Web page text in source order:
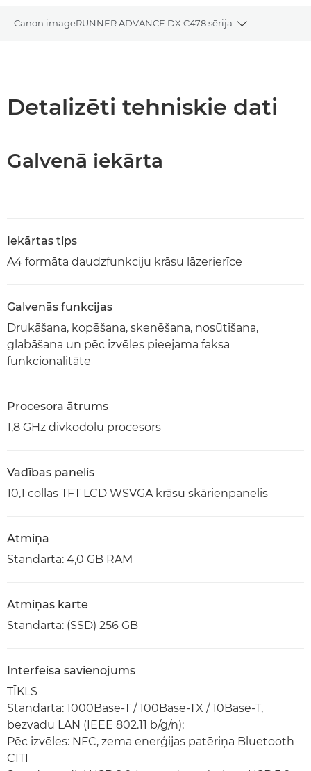
Canon imageRUNNER ADVANCE DX C478 sērija
Toggle
Detalizēti tehniskie dati
Galvenā iekārta
Iekārtas tips
A4 formāta daudzfunkciju krāsu lāzerierīce
Galvenās funkcijas
Drukāšana, kopēšana, skenēšana, nosūtīšana,
glabāšana un pēc izvēles pieejama faksa
funkcionalitāte
Procesora ātrums
1,8 GHz divkodolu procesors
Vadības panelis
10,1 collas TFT LCD WSVGA krāsu skārienpanelis
Atmiņa
Standarta: 4,0 GB RAM
Atmiņas karte
Standarta: (SSD) 256 GB
Interfeisa savienojums
TĪKLS
Standarta: 1000Base-T / 100Base-TX / 10Base-T,
bezvadu LAN (IEEE 802.11 b/g/n);
Pēc izvēles: NFC, zema enerģijas patēriņa Bluetooth
CITI